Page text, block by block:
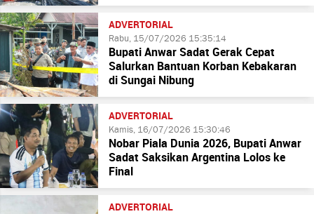
ADVERTORIAL
Rabu, 15/07/2026 15:35:14
Bupati Anwar Sadat Gerak Cepat
Salurkan Bantuan Korban Kebakaran
di Sungai Nibung
ADVERTORIAL
Kamis, 16/07/2026 15:30:46
Nobar Piala Dunia 2026, Bupati Anwar
Sadat Saksikan Argentina Lolos ke
Final
ADVERTORIAL